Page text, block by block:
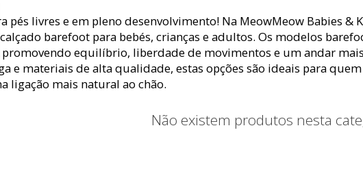
pés livres e em pleno desenvolvimento! Na MeowMeow Babies &
barefoot para bebés, crianças e adultos. Os modelos
promovendo equilíbrio, liberdade de movimentos e um andar
e materiais de alta qualidade, estas opções são ideais para
ligação mais natural ao chão.
Não existem produtos nesta